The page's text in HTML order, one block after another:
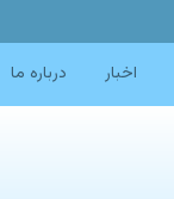
اخبار درباره ما